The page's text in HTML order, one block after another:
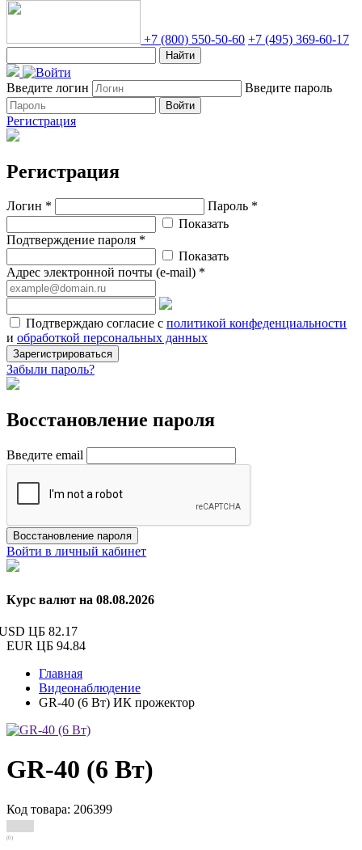
+7 (800) 550-50-60 +7 (495) 369-60-17
Найти
Введите логин Введите пароль
Войти
Регистрация
Регистрация
Логин *
Пароль *
Показать
Подтверждение пароля *
Показать
Адрес электронной почты (e-mail) *
Подтверждаю согласие с политикой конфеденциальности
и обработкой персональных данных
Зарегистрироваться
Забыли пароль?
Восстановление пароля
Введите email
Восстановление пароля
Войти в личный кабинет
Курс валют на 08.08.2026
ЦБ 82.17
EUR ЦБ 94.84
Главная
Видеонаблюдение
GR-40 (6 Вт) ИК прожектор
GR-40 (6 Вт)
Код товара: 206399
(0)